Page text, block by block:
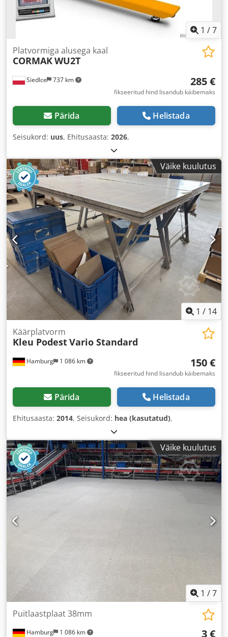
1 /7
Siedlce 737 km
Platvormiga alusega kaal
CORMAKWU2T
285 €
fikseeritud hind lisandub käibemaks
Pärida Helistada
Seisukord: uus, Ehitusaasta: 2026,
Väike kuulutus
1 / 14
Hamburg 1 086 km
Käärplatvorm
Kleu PodestVario Standard
150 €
fikseeritud hind lisandub käibemaks
Pärida Helistada
Ehitusaasta: 2014, Seisukord: hea (kasutatud),
Väike kuulutus
1 /7
Hamburg 1 086 km
Puitlaastplaat 38mm
3 €